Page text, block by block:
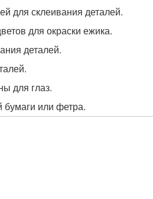
для склеивания деталей.
для окраски ежика.
деталей.
для глаз.
бумаги или фетра.